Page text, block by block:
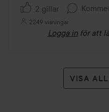
2 gillar
2249 visningar
Logga in för att
VISA